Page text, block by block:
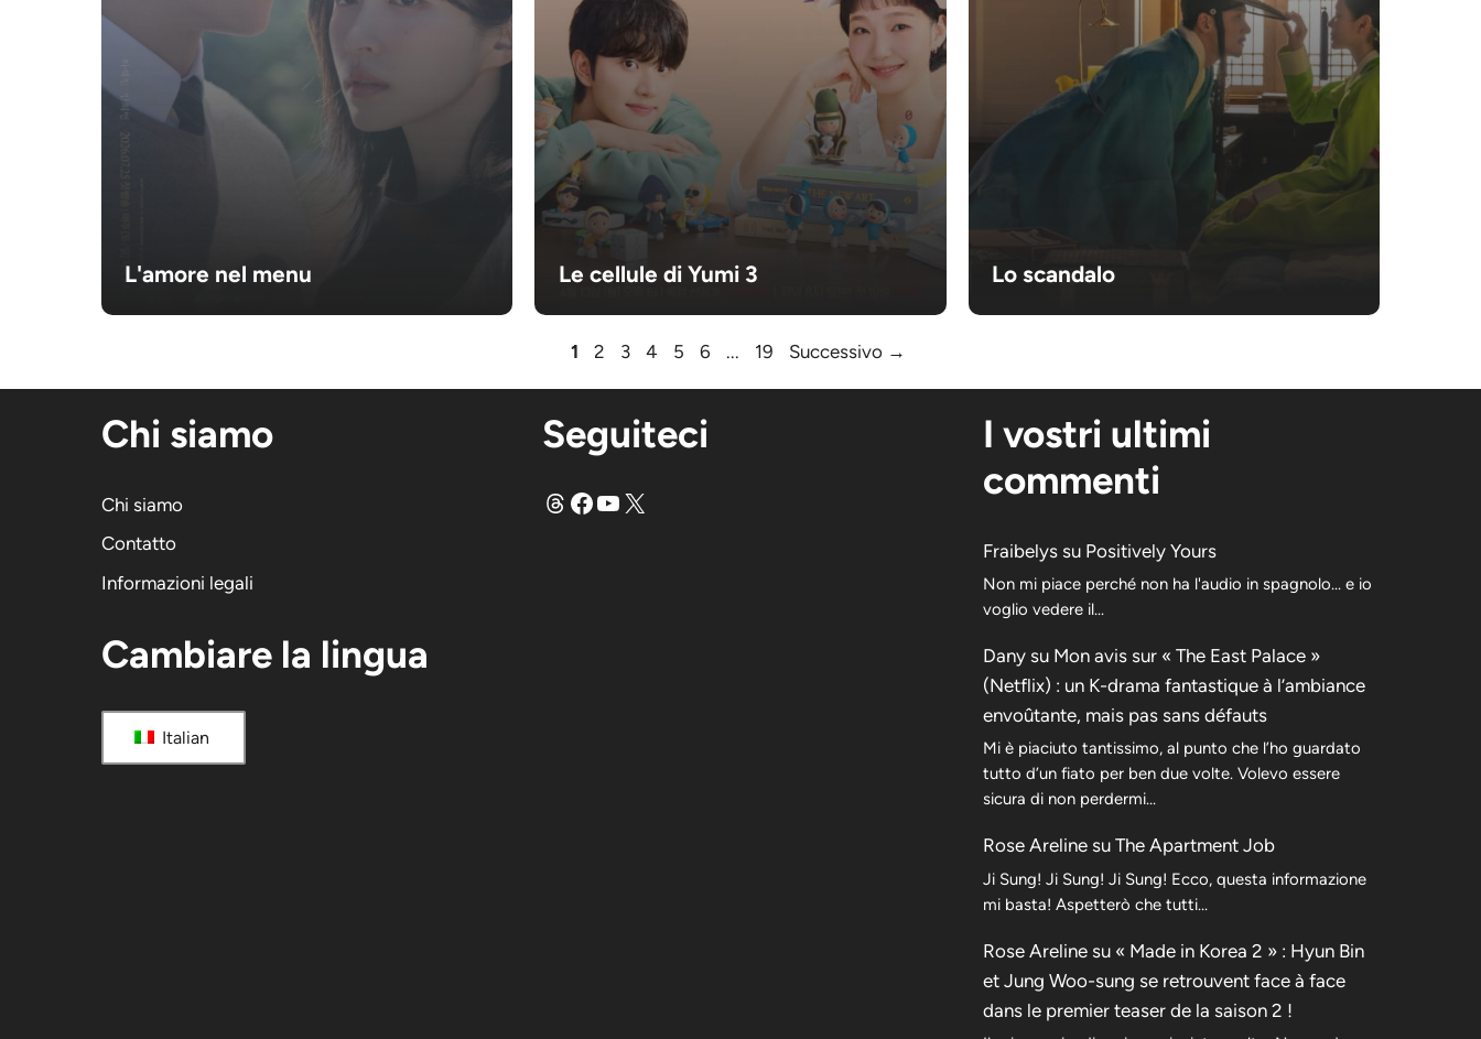
L'amore nel menu Le cellule di Yumi 3 Lo scandalo
Pagina
1 Pagina
2 Pagina
3 Pagina
4 Pagina
5 Pagina
6 ... Pagina
19 Successivo →
Chi siamo
Chi siamo
Contatto
Informazioni legali
Cambiare la lingua
Italian
Seguiteci
FiliFacebook
YouTube
X
I vostri ultimi
commenti
Fraibelys su Positively Yours
Non mi piace perché non ha l'audio in spagnolo... e io
voglio vedere il...
Dany su Mon avis sur « The East Palace »
(Netflix) : un K-drama fantastique à l’ambiance
envoûtante, mais pas sans défauts
Mi è piaciuto tantissimo, al punto che l’ho guardato
tutto d’un fiato per ben due volte. Volevo essere
sicura di non perdermi…
Rose Areline su The Apartment Job
Ji Sung! Ji Sung! Ji Sung! Ecco, questa informazione
mi basta! Aspetterò che tutti…
Rose Areline su « Made in Korea 2 » : Hyun Bin
et Jung Woo-sung se retrouvent face à face
dans le premier teaser de la saison 2 !